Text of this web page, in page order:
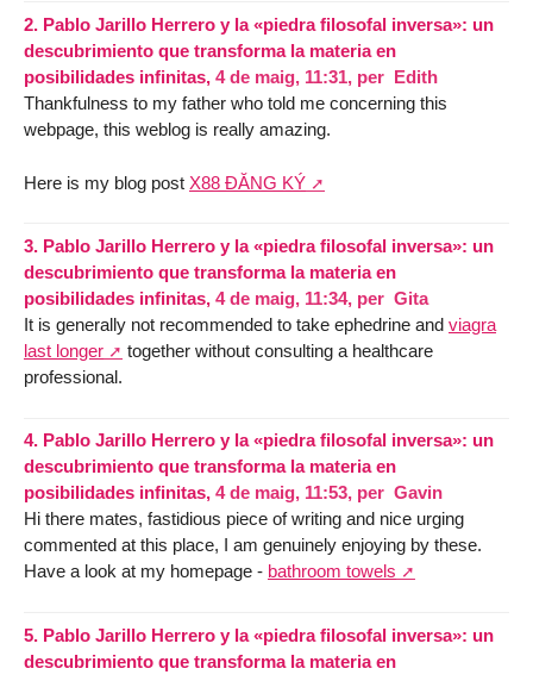
2. Pablo Jarillo Herrero y la «piedra filosofal inversa»: un
descubrimiento que transforma la materia en
posibilidades infinitas, 4 de maig, 11:31, per Edith
Thankfulness to my father who told me concerning this
webpage, this weblog is really amazing.
Here is my blog post X88 ĐĂNG KÝ
3. Pablo Jarillo Herrero y la «piedra filosofal inversa»: un
descubrimiento que transforma la materia en
posibilidades infinitas, 4 de maig, 11:34, per Gita
It is generally not recommended to take ephedrine and viagra
last longer
together without consulting a healthcare
professional.
4. Pablo Jarillo Herrero y la «piedra filosofal inversa»: un
descubrimiento que transforma la materia en
posibilidades infinitas, 4 de maig, 11:53, per Gavin
Hi there mates, fastidious piece of writing and nice urging
commented at this place, I am genuinely enjoying by these.
Have a look at my homepage - bathroom towels
5. Pablo Jarillo Herrero y la «piedra filosofal inversa»: un
descubrimiento que transforma la materia en